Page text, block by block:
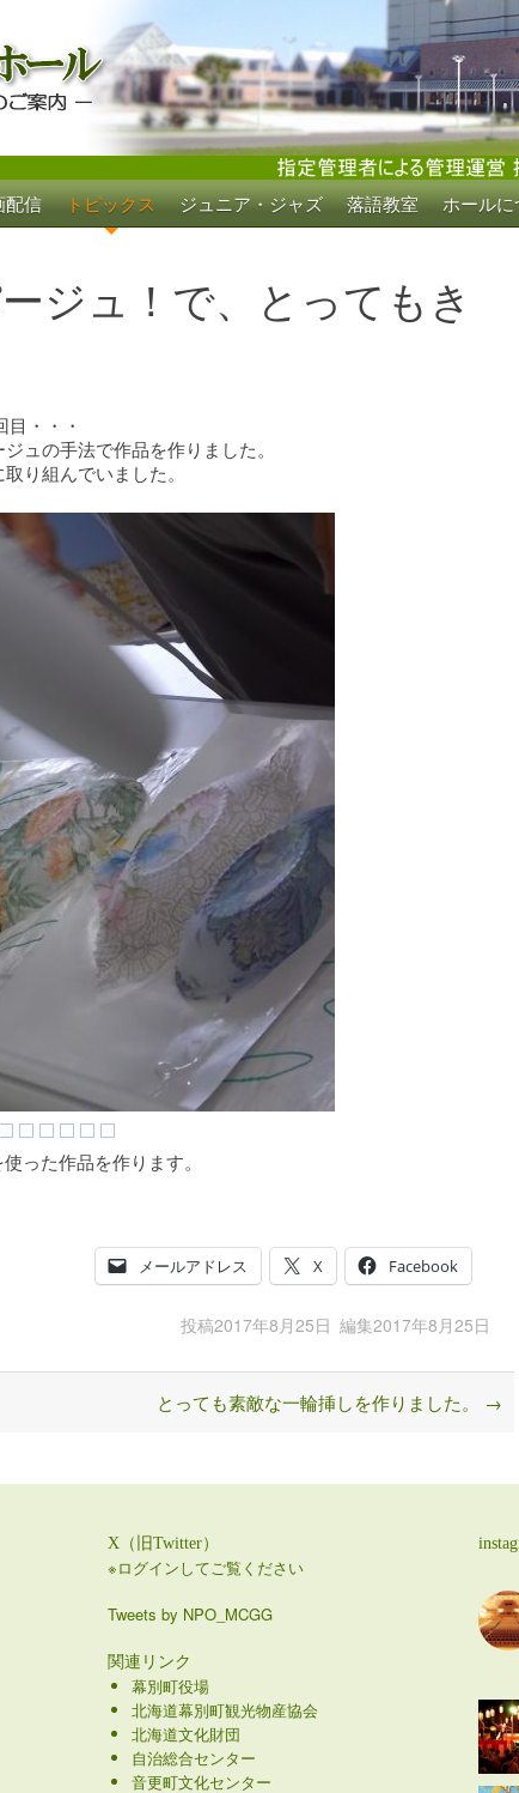
ール
配信 トピックス ジュニア・ジャズ 落語教室 ホール
ジュ！で、とってもき
・・・
ュの手法で作品を作りました。
り組んでいました。
った作品を作ります。
メールアドレス X Facebook
投稿2017年8月25日 編集2017年8月25日
とっても素敵な一輪挿しを作りました。 →
X（旧Twitter）
※ログインしてご覧ください
Tweets by NPO_MCGG
関連リンク
幕別町役場
北海道幕別町観光物産協会
北海道文化財団
自治総合センター
音更町文化センター